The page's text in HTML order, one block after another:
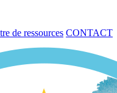
de ressources CONTACT